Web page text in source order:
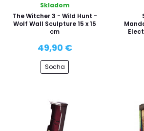
Skladom
The Witcher 3 - Wild Hunt -
Wolf Wall Sculpture 15 x 15
cm
49,90 €
Socha